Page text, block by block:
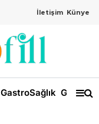
İletişim Künye
GastroSağlık